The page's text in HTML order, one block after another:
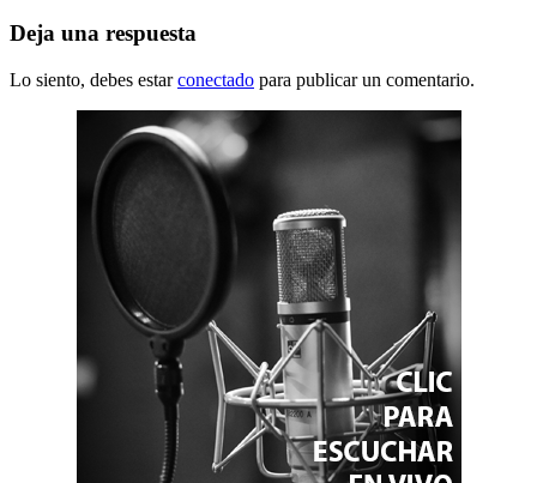
Deja una respuesta
Lo siento, debes estarconectado para publicar un comentario.